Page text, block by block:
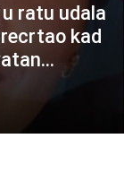
ratu udala
kad